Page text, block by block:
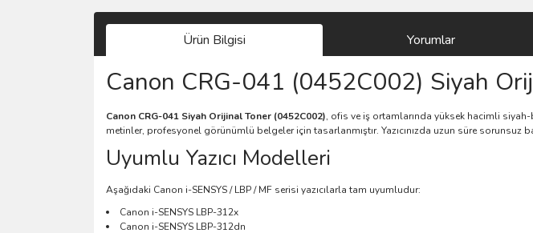
Ürün Bilgisi Yorumlar
Canon CRG-041 (0452C002) Siyah
Canon CRG-041 Siyah Orijinal Toner (0452C002), ofis ve iş ortamlarında yüksek hacimli
metinler, profesyonel görünümlü belgeler için tasarlanmıştır. Yazıcınızda uzun süre sorunsuz
Uyumlu Yazıcı Modelleri
Aşağıdaki Canon i-SENSYS / LBP / MF serisi yazıcılarla tam uyumludur:
Canon i-SENSYS LBP-312x
Canon i-SENSYS LBP-312dn